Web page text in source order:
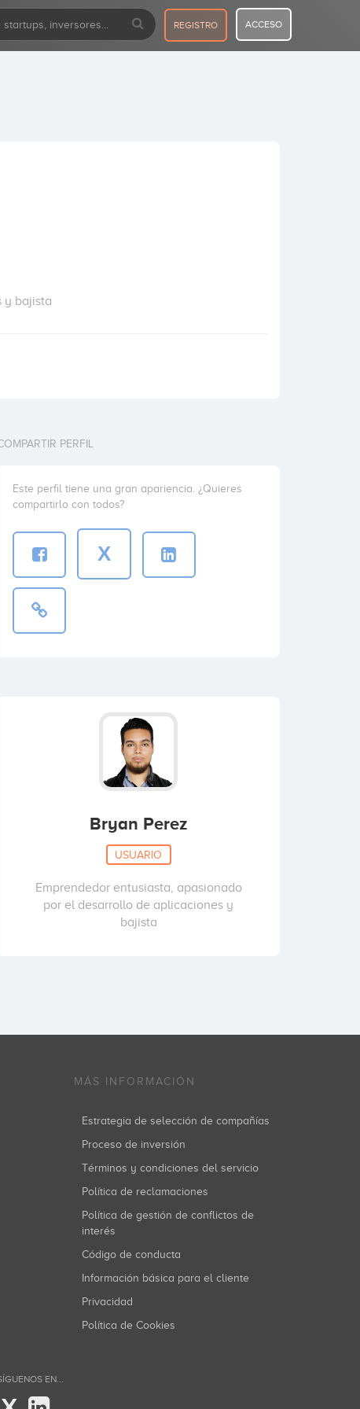
REGISTRO ACCESO
y bajista
PERFIL
Este perfil tiene una gran apariencia. ¿Quieres
compartirlo con todos?
X
Bryan Perez
USUARIO
Emprendedor entusiasta, apasionado
por el desarrollo de aplicaciones y
bajista
MÁS INFORMACIÓN
Estrategia de selección de compañías
Proceso de inversión
Términos y condiciones del servicio
Política de reclamaciones
Política de gestión de conflictos de
interés
Código de conducta
Información básica para el cliente
Privacidad
Política de Cookies
EN...